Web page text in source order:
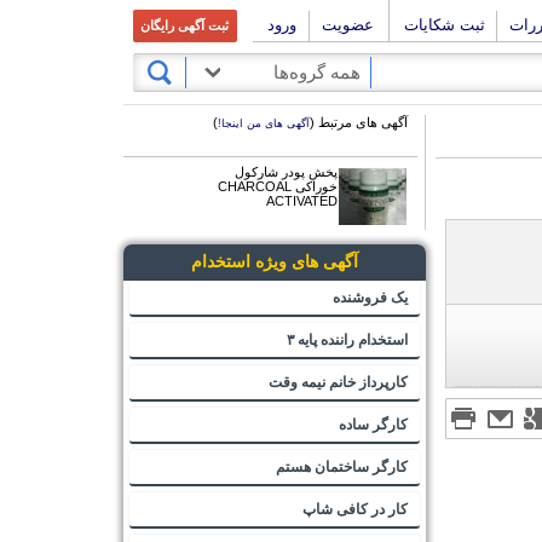
ثبت شکایات عضویت ورود ثبت آگهی رایگان
همه گروه‌ها
آگهی های مرتبط (آگهی های من اینجا!)
پخش پودر شارکول
خوراکی CHARCOAL
ACTIVATED
آگهی های ویژه استخدام
یک فروشنده
استخدام راننده پایه ۳
کارپرداز خانم نیمه وقت
کارگر ساده
کارگر ساختمان هستم
کار در کافی شاپ